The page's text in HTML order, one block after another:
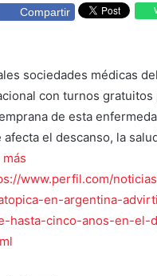
Compartir
sociedades médicas
con turnos
de esta
el descanso, la
www.perfil.com/
en-argentina-
hasta-cinco-anos-en-el-